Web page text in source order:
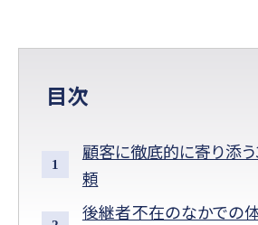
目次
顧客に徹底的に寄り添
頼
後継者不在のなかでの